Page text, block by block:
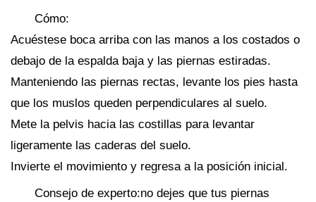
Cómo:
Acuéstese boca arriba con las manos a los costados o
debajo de la espalda baja y las piernas estiradas.
Manteniendo las piernas rectas, levante los pies hasta
que los muslos queden perpendiculares al suelo.
Mete la pelvis hacia las costillas para levantar
ligeramente las caderas del suelo.
Invierte el movimiento y regresa a la posición inicial.
Consejo de experto:no dejes que tus piernas